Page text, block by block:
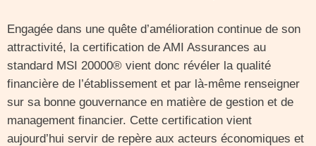
Engagée dans une quête d’amélioration continue de son
attractivité, la certification de AMI Assurances au
standard MSI 20000® vient donc révéler la qualité
financière de l’établissement et par là-même renseigner
sur sa bonne gouvernance en matière de gestion et de
management financier. Cette certification vient
aujourd’hui servir de repère aux acteurs économiques et